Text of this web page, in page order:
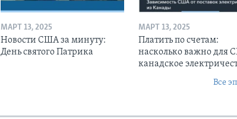
МАРТ 13, 2025
Новости США за минуту:
День святого Патрика
МАРТ 13, 2025
Платить по счетам:
насколько важно для
канадское
Все